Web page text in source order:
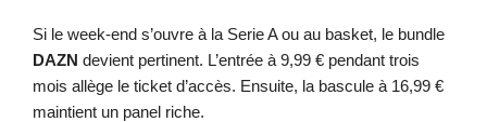
Si le week-end s’ouvre à la Serie A ou au basket, le bundle
DAZN devient pertinent. L’entrée à 9,99 € pendant trois
mois allège le ticket d’accès. Ensuite, la bascule à 16,99 €
maintient un panel riche.